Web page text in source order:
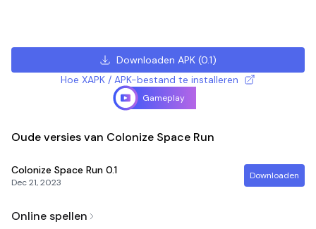
Downloaden APK(0.1)
Hoe XAPK / APK-bestand te installeren
Gameplay
Oude versies van Colonize Space Run
Colonize Space Run 0.1
Dec 21, 2023
Downloaden
Online spellen